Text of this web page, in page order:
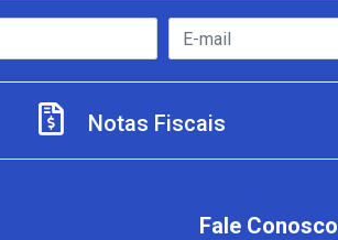
Notas Fiscais
Fale Conosco